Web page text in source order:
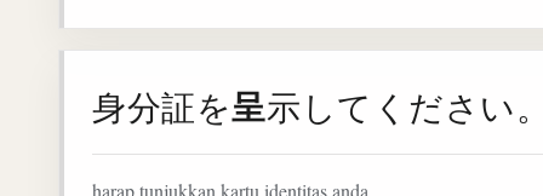
身分証を呈示してください
harap tunjukkan kartu identitas anda.